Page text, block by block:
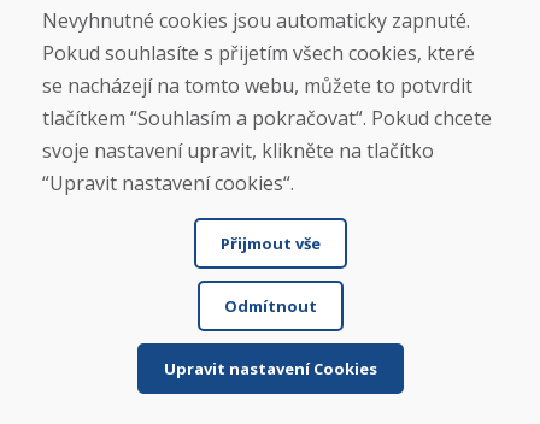
Jürgen Reinhard , 17.12.2025
★★ ★★★
Objednali jsme si pár použitých lyží a obdrželi jsme
je do čtyř pracovních dnů. Lyže jsou použité...
Zobrazit více recenzí >
Nevyhnutné cookies jsou automaticky zapnuté.
Pokud souhlasíte s přijetím všech cookies, které
se nacházejí na tomto webu, můžete to potvrdit
tlačítkem “Souhlasím a pokračovat“. Pokud chcete
svoje nastavení upravit, klikněte na tlačítko
“Upravit nastavení cookies“.
Přijmout vše
Odmítnout
Upravit nastavení Cookies